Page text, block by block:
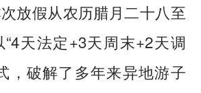
放假从农历腊月二十八至
天法定+3天周末+2天调
，破解了多年来异地游子